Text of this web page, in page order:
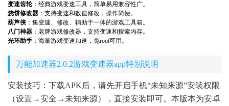
变速齿轮：经典游戏变速工具，简单易用兼容性广。
烧饼修改器 ：支持变速和数值修改，操作简便。
葫芦侠 ：集变速、修改、辅助于一体的游戏工具箱。
八门神器 ：老牌游戏修改器，支持变速和搜索内存。
光环助手 ：海量游戏变速加速，免root可用。
万能加速器2.0.2游戏变速器app特别说明
安装技巧：下载APK后，请先开启手机“未知来源”安装权限
（设置→安全→未知来源），直接安装即可。本版本为安卓